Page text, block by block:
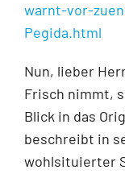
warnt-vor-
Pegida.html
Nun, lieber
Frisch nimmt,
Blick in das
beschreibt in
wohlsituierter